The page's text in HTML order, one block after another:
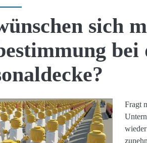
sich
bei
Fragt